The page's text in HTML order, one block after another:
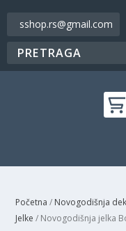
sshop.rs@gmail.com
Početna / Novogodišnja
Jelke / Novogodišnja jelka